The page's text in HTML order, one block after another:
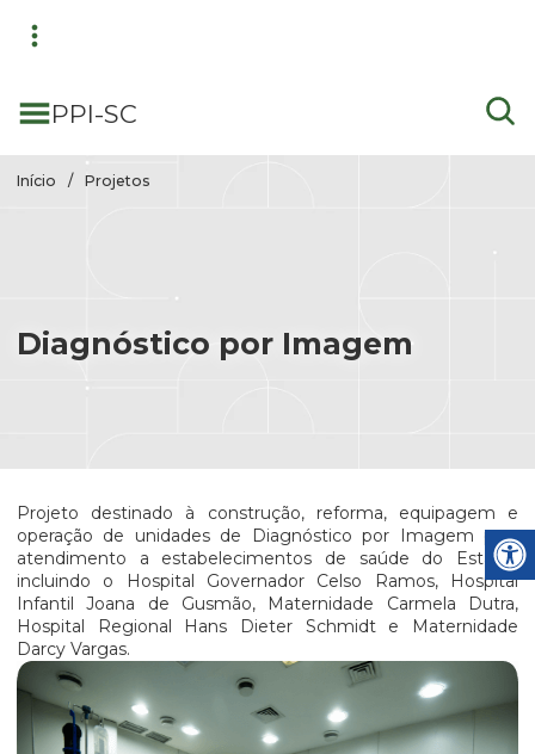
PPI-SC
Início Projetos
Diagnóstico por Imagem
Projeto destinado à construção, reforma, equipagem e
operação de unidades de Diagnóstico por Imagem para
atendimento a estabelecimentos de saúde do Estado,
incluindo o Hospital Governador Celso Ramos, Hospital
Infantil Joana de Gusmão, Maternidade Carmela Dutra,
Hospital Regional Hans Dieter Schmidt e Maternidade
Darcy Vargas.